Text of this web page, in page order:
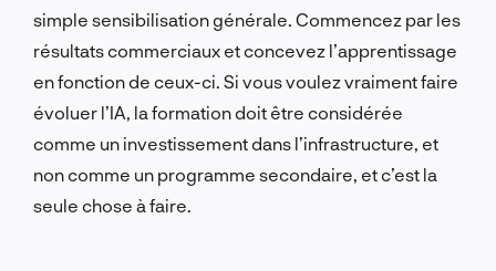
simple sensibilisation générale. Commencez par les
résultats commerciaux et concevez l’apprentissage
en fonction de ceux-ci. Si vous voulez vraiment faire
évoluer l’IA, la formation doit être considérée
comme un investissement dans l’infrastructure, et
non comme un programme secondaire, et c’est la
seule chose à faire.